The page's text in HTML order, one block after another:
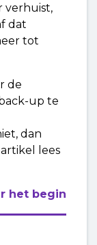
verhuist,
dat
tot
de
up te
dan
lees
het begin